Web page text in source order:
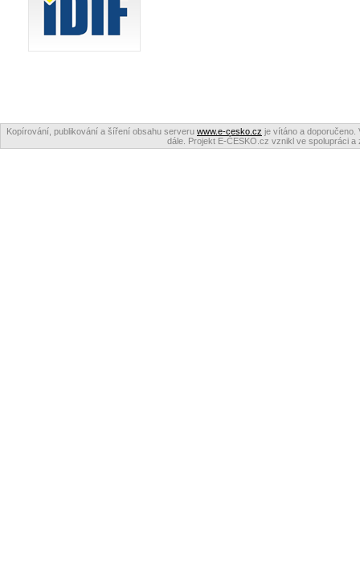
Kopírování, publikování a šíření obsahu serveru www.e-cesko.cz je vítáno a doporučeno.
dále. Projekt E-ČESKO.cz vznikl ve spolupráci